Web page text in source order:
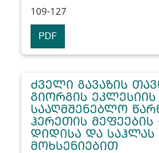
109-127
PDF
ᲫᲕᲔᲚᲘ ᲒᲐᲕᲐᲖᲘᲡ
ᲒᲘᲝᲠᲒᲘᲡ ᲔᲙᲚᲔᲡᲘᲘᲡ
ᲡᲐᲐᲦᲛᲨᲔᲜᲔᲑᲚᲝ
ᲰᲔᲠᲔᲗᲘᲡ ᲛᲔᲤᲔᲔᲑᲘᲡ
ᲓᲘᲓᲘᲡᲐ ᲓᲐ ᲡᲐᲰᲚᲐᲡ
ᲛᲝᲮᲡᲔᲜᲘᲔᲑᲘᲗ